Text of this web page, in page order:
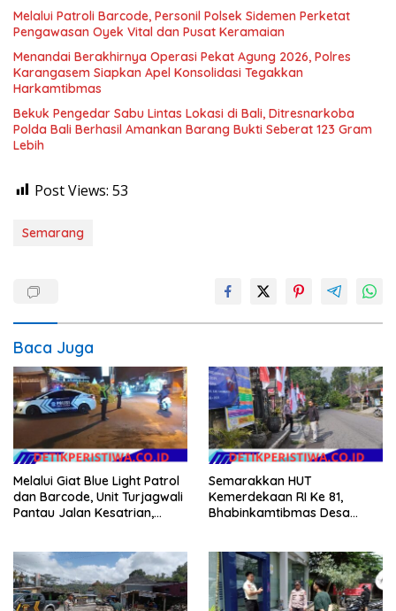
Melalui Patroli Barcode, Personil Polsek Sidemen Perketat
Pengawasan Oyek Vital dan Pusat Keramaian
Menandai Berakhirnya Operasi Pekat Agung 2026, Polres
Karangasem Siapkan Apel Konsolidasi Tegakkan
Harkamtibmas
Bekuk Pengedar Sabu Lintas Lokasi di Bali, Ditresnarkoba
Polda Bali Berhasil Amankan Barang Bukti Seberat 123 Gram
Lebih
Post Views: 53
Semarang
Baca Juga
Melalui Giat Blue Light Patrol
dan Barcode, Unit Turjagwali
Pantau Jalan Kesatrian,
Semarakkan HUT
Kemerdekaan RI Ke 81,
Bhabinkamtibmas Desa
Merah Putih